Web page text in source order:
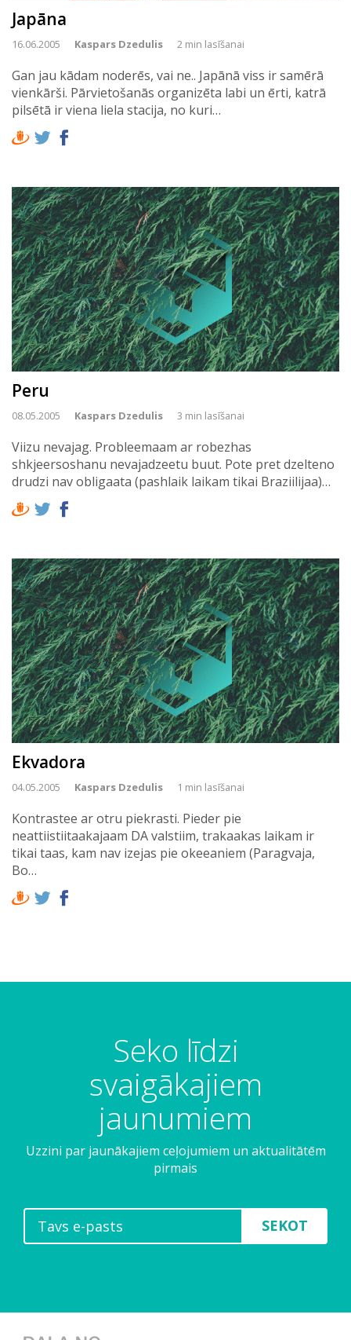
Japāna
16.06.2005 Kaspars Dzedulis 2 min lasīšanai
Gan jau kādam noderēs, vai ne.. Japānā viss ir samērā
vienkārši. Pārvietošanās organizēta labi un ērti, katrā
pilsētā ir viena liela stacija, no kuri…
Peru
08.05.2005 Kaspars Dzedulis 3 min lasīšanai
Viizu nevajag. Probleemaam ar robezhas
shkjeersoshanu nevajadzeetu buut. Pote pret dzelteno
drudzi nav obligaata (pashlaik laikam tikai Braziilijaa)…
Ekvadora
04.05.2005 Kaspars Dzedulis 1 min lasīšanai
Kontrastee ar otru piekrasti. Pieder pie
neattiistiitaakajaam DA valstiim, trakaakas laikam ir
tikai taas, kam nav izejas pie okeeaniem (Paragvaja,
Bo…
Seko līdzi
svaigākajiem
jaunumiem
Uzzini par jaunākajiem ceļojumiem un aktualitātēm
pirmais
SEKOT